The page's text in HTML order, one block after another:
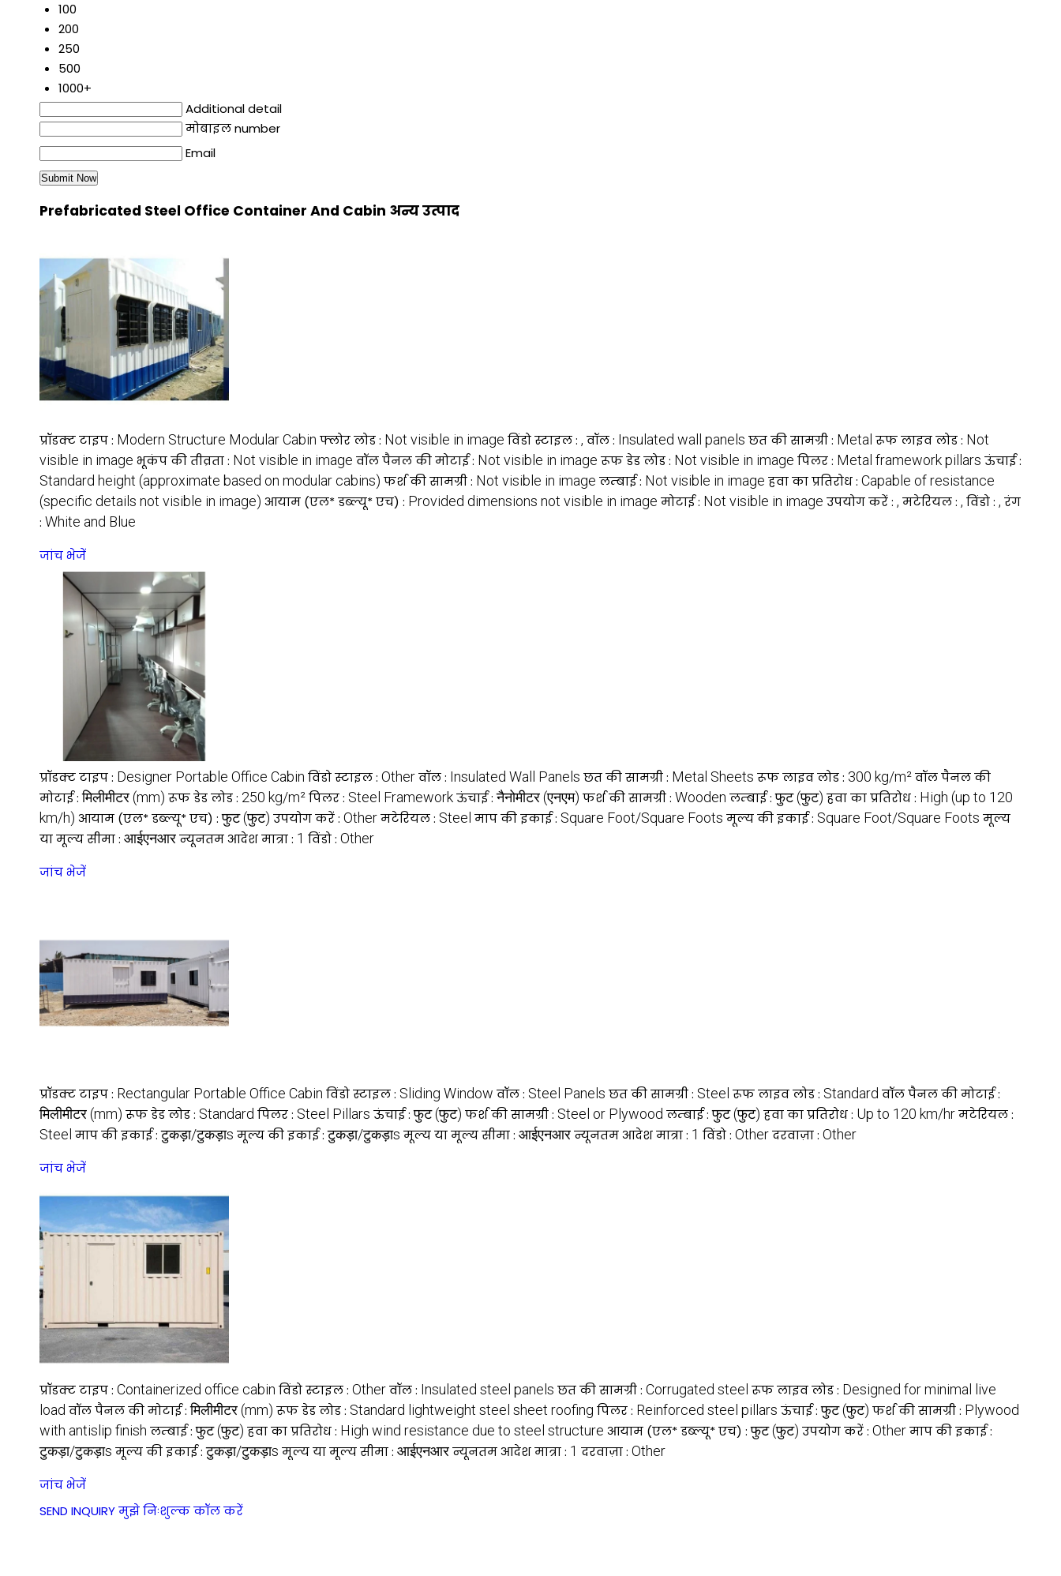
100
200
250
500
1000+
Additional detail
मोबाइल number
Email
Prefabricated Steel Office Container And Cabin अन्य उत्पाद
प्रॉडक्ट टाइप : Modern Structure Modular Cabin फ्लोर लोड : Not visible in image विंडो स्टाइल : , वॉल : Insulated wall panels छत की सामग्री : Metal रूफ लाइव लोड : Not
visible in image भूकंप की तीव्रता : Not visible in image वॉल पैनल की मोटाई : Not visible in image रूफ डेड लोड : Not visible in image पिलर : Metal framework pillars ऊंचाई :
Standard height (approximate based on modular cabins) फर्श की सामग्री : Not visible in image लम्बाई : Not visible in image हवा का प्रतिरोध : Capable of resistance
(specific details not visible in image) आयाम (एल* डब्ल्यू* एच) : Provided dimensions not visible in image मोटाई : Not visible in image उपयोग करें : , मटेरियल : , विंडो : , रंग
: White and Blue
जांच भेजें
प्रॉडक्ट टाइप : Designer Portable Office Cabin विंडो स्टाइल : Otherवॉल : Insulated Wall Panels छत की सामग्री : Metal Sheets रूफ लाइव लोड : 300 kg/m²वॉल पैनल की
मोटाई :मिलीमीटर (mm) रूफ डेड लोड : 250 kg/m²पिलर : Steel Frameworkऊंचाई :नैनोमीटर (एनएम) फर्श की सामग्री : Wooden लम्बाई :फुट (फुट) हवा का प्रतिरोध : High (up to 120
km/h) आयाम (एल* डब्ल्यू* एच) :फुट (फुट) उपयोग करें : Otherमटेरियल : Steel माप की इकाई : Square Foot/Square Foots मूल्य की इकाई : Square Foot/Square Foots मूल्य
या मूल्य सीमा : आईएनआरन्यूनतम आदेश मात्रा : 1 विंडो : Other
जांच भेजें
प्रॉडक्ट टाइप : Rectangular Portable Office Cabin विंडो स्टाइल : Sliding Window वॉल : Steel Panels छत की सामग्री : Steel रूफ लाइव लोड : Standard वॉल पैनल की मोटाई :
मिलीमीटर (mm) रूफ डेड लोड : Standard पिलर : Steel Pillars ऊंचाई :फुट (फुट) फर्श की सामग्री : Steel or Plywood लम्बाई :फुट (फुट) हवा का प्रतिरोध : Up to 120 km/hrमटेरियल :
Steel माप की इकाई :टुकड़ा/टुकड़ाs मूल्य की इकाई :टुकड़ा/टुकड़ाs मूल्य या मूल्य सीमा : आईएनआरन्यूनतम आदेश मात्रा : 1 विंडो : Otherदरवाज़ा : Other
जांच भेजें
प्रॉडक्ट टाइप : Containerized office cabin विंडो स्टाइल : Otherवॉल : Insulated steel panels छत की सामग्री : Corrugated steel रूफ लाइव लोड : Designed for minimal live
load वॉल पैनल की मोटाई :मिलीमीटर (mm) रूफ डेड लोड : Standard lightweight steel sheet roofing पिलर : Reinforced steel pillars ऊंचाई :फुट (फुट) फर्श की सामग्री : Plywood
with antislip finish लम्बाई :फुट (फुट) हवा का प्रतिरोध : High wind resistance due to steel structure आयाम (एल* डब्ल्यू* एच) :फुट (फुट) उपयोग करें : Otherमाप की इकाई :
टुकड़ा/टुकड़ाs मूल्य की इकाई :टुकड़ा/टुकड़ाs मूल्य या मूल्य सीमा : आईएनआरन्यूनतम आदेश मात्रा : 1 दरवाज़ा : Other
जांच भेजें
SEND INQUIRYमुझे निःशुल्क कॉल करें